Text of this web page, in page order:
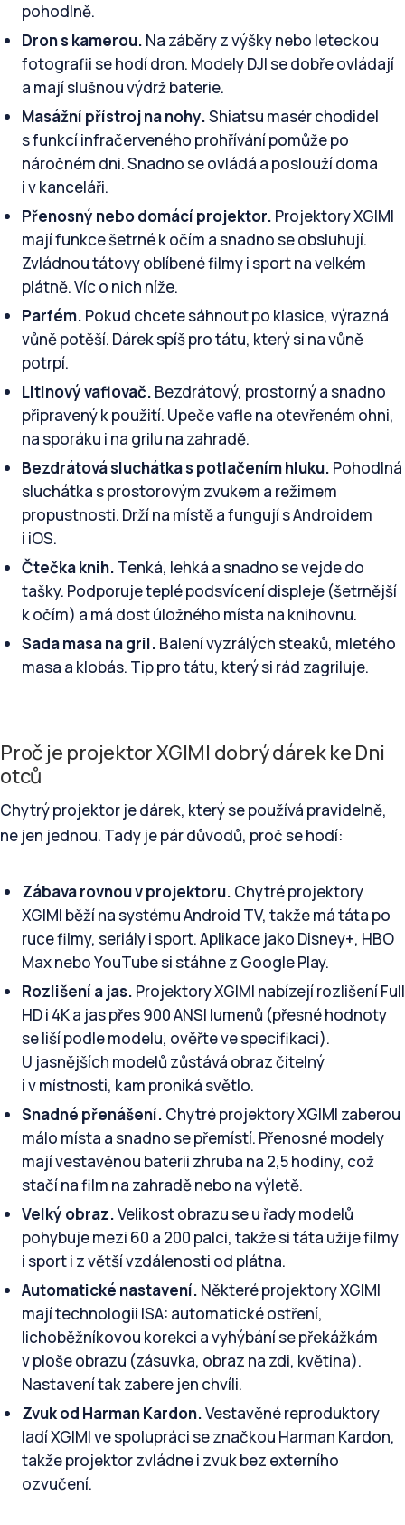
pohodlně.
Dron s kamerou. Na záběry z výšky nebo leteckou
fotografii se hodí dron. Modely DJI se dobře ovládají
a mají slušnou výdrž baterie.
Masážní přístroj na nohy.Shiatsu masér chodidel
s funkcí infračerveného prohřívání pomůže po
náročném dni. Snadno se ovládá a poslouží doma
i v kanceláři.
Přenosný nebo domácí projektor. Projektory XGIMI
mají funkce šetrné k očím a snadno se obsluhují.
Zvládnou tátovy oblíbené filmy i sport na velkém
plátně. Víc o nich níže.
Parfém. Pokud chcete sáhnout po klasice, výrazná
vůně potěší. Dárek spíš pro tátu, který si na vůně
potrpí.
Litinový vaflovač. Bezdrátový, prostorný a snadno
připravený k použití. Upeče vafle na otevřeném ohni,
na sporáku i na grilu na zahradě.
Bezdrátová sluchátka s potlačením hluku. Pohodlná
sluchátka s prostorovým zvukem a režimem
propustnosti. Drží na místě a fungují s Androidem
i iOS.
Čtečka knih. Tenká, lehká a snadno se vejde do
tašky. Podporuje teplé podsvícení displeje (šetrnější
k očím) a má dost úložného místa na knihovnu.
Sada masa na gril. Balení vyzrálých steaků, mletého
masa a klobás. Tip pro tátu, který si rád zagriluje.
Proč je projektor XGIMI dobrý dárek ke Dni
otců
Chytrý projektor je dárek, který se používá pravidelně,
ne jen jednou. Tady je pár důvodů, proč se hodí:
Zábava rovnou v projektoru. Chytré projektory
XGIMI běží na systému Android TV, takže má táta po
ruce filmy, seriály i sport. Aplikace jako Disney+, HBO
Max nebo YouTube si stáhne z Google Play.
Rozlišení a jas. Projektory XGIMI nabízejí rozlišení Full
HD i 4K a jas přes 900 ANSI lumenů (přesné hodnoty
se liší podle modelu, ověřte ve specifikaci).
U jasnějších modelů zůstává obraz čitelný
i v místnosti, kam proniká světlo.
Snadné přenášení. Chytré projektory XGIMI zaberou
málo místa a snadno se přemístí. Přenosné modely
mají vestavěnou baterii zhruba na 2,5 hodiny, což
stačí na film na zahradě nebo na výletě.
Velký obraz.Velikost obrazu se u řady modelů
pohybuje mezi 60 a 200 palci, takže si táta užije filmy
i sport i z větší vzdálenosti od plátna.
Automatické nastavení. Některé projektory XGIMI
mají technologii ISA: automatické ostření,
lichoběžníkovou korekci a vyhýbání se překážkám
v ploše obrazu (zásuvka, obraz na zdi, květina).
Nastavení tak zabere jen chvíli.
Zvuk od Harman Kardon.Vestavěné reproduktory
ladí XGIMI ve spolupráci se značkou Harman Kardon,
takže projektor zvládne i zvuk bez externího
ozvučení.